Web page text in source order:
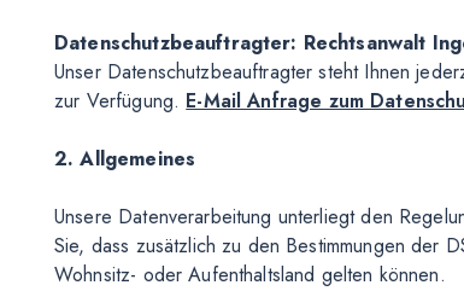
Datenschutzbeauftragter: Rechtsanwalt
Unser Datenschutzbeauftragter steht Ihnen
zur Verfügung. E-Mail Anfrage zum
2. Allgemeines
Unsere Datenverarbeitung unterliegt den
Sie, dass zusätzlich zu den Bestimmungen der
Wohnsitz- oder Aufenthaltsland gelten können.